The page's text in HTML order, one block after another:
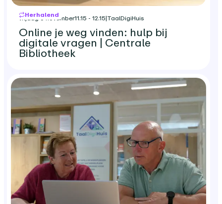
Herhalend
vrijdag 6 november11.15 - 12.15|TaalDigiHuis
Online je weg vinden: hulp bij
digitale vragen | Centrale
Bibliotheek